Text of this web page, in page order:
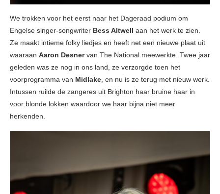
We trokken voor het eerst naar het Dageraad podium om
Engelse singer-songwriter Bess Altwell aan het werk te zien.
Ze maakt intieme folky liedjes en heeft net een nieuwe plaat uit
waaraan Aaron Desnervan The National meewerkte. Twee jaar
geleden was ze nog in ons land, ze verzorgde toen het
voorprogramma van Midlake, en nu is ze terug met nieuw werk.
Intussen ruilde de zangeres uit Brighton haar bruine haar in
voor blonde lokken waardoor we haar bijna niet meer
herkenden.